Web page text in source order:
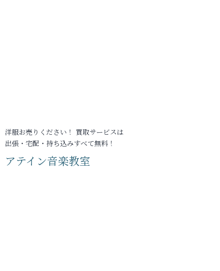
洋服お売りください！ 買取サービスは
出張・宅配・持ち込みすべて無料！
アテイン音楽教室